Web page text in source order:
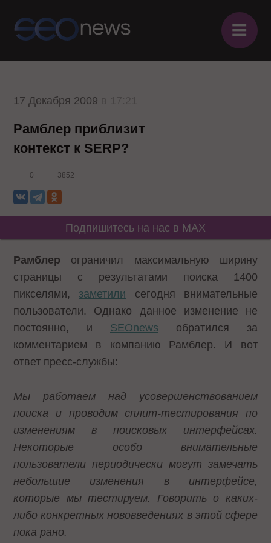
≡
17 Декабря 2009
Рамблер приблизит
контекст к SERP?
0 3852
Подпишитесь на нас в MAX
Рамблер ограничил максимальную ширину
страницы с результатами поиска 1400
пикселями, заметили сегодня внимательные
пользователи. Однако данное изменение не
постоянно, и SEOnews обратился за
комментарием в компанию Рамблер. И вот
ответ пресс-службы:
Мы работаем над усовершенствованием
поиска и проводим сплит-тестирования по
изменениям в поисковых интерфейсах.
Некоторые особо внимательные
пользователи периодически могут замечать
небольшие изменения в интерфейсе,
которые мы тестируем. Говорить о каких-
либо конкретных нововведениях в этой сфере
пока рано.